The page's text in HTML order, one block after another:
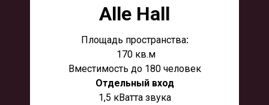
Alle Hall
Площадь пространства:
170 кв.м
Вместимость до 180 человек
Отдельный вход
1,5 кВатта звука